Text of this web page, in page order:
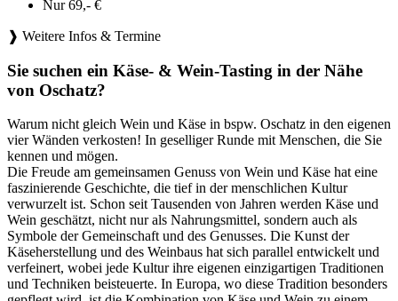
Nur 69,- €
❱ Weitere Infos & Termine
Sie suchen ein Käse- & Wein-Tasting in der Nähe
von Oschatz?
Warum nicht gleich Wein und Käse in bspw. Oschatz in den eigenen
vier Wänden verkosten! In geselliger Runde mit Menschen, die Sie
kennen und mögen.
Die Freude am gemeinsamen Genuss von Wein und Käse hat eine
faszinierende Geschichte, die tief in der menschlichen Kultur
verwurzelt ist. Schon seit Tausenden von Jahren werden Käse und
Wein geschätzt, nicht nur als Nahrungsmittel, sondern auch als
Symbole der Gemeinschaft und des Genusses. Die Kunst der
Käseherstellung und des Weinbaus hat sich parallel entwickelt und
verfeinert, wobei jede Kultur ihre eigenen einzigartigen Traditionen
und Techniken beisteuerte. In Europa, wo diese Tradition besonders